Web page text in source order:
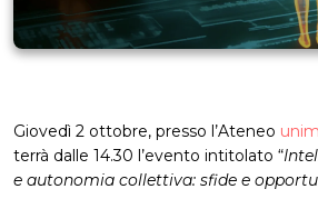
Giovedì 2 ottobre, presso l’Ateneo
terrà dalle 14.30 l’evento intitolato “
e autonomia collettiva: sfide e